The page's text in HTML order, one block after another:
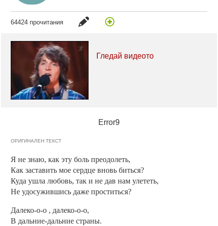
64424 прочитания
Гледай видеото
Error9
ОРИГИНАЛЕН ТЕКСТ
Я не знаю, как эту боль преодолеть,
Как заставить мое сердце вновь биться?
Куда ушла любовь, так и не дав нам улететь,
Не удосужившись даже проститься?
Далеко-о-о , далеко-о-о,
В дальние-дальние страны.